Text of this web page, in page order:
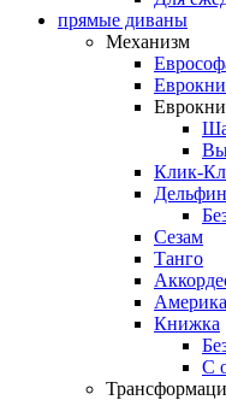
прямые диваны
Механизм
Клик-
Дельфин
Сезам
Танго
Книжка
С